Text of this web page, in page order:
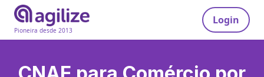
Pioneira desde 2013
Login